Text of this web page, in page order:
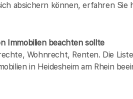
absichern können, erfahren Sie
Immobilien beachten sollte
Wohnrecht, Renten. Die
in Heidesheim am Rhein